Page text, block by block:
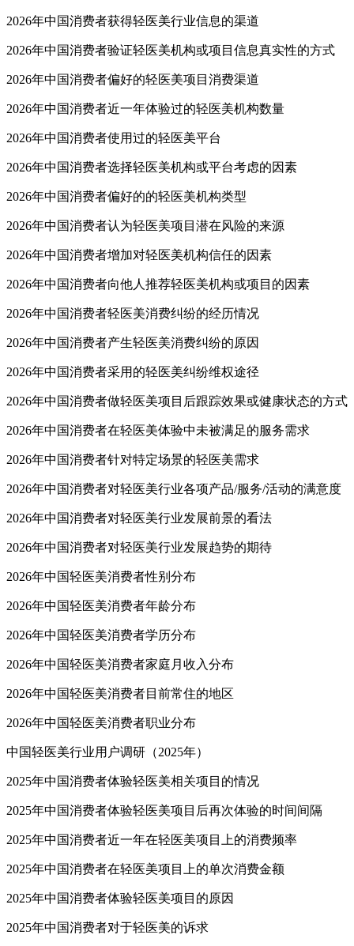
2026年中国消费者获得轻医美行业信息的渠道
2026年中国消费者验证轻医美机构或项目信息真实性的方式
2026年中国消费者偏好的轻医美项目消费渠道
2026年中国消费者近一年体验过的轻医美机构数量
2026年中国消费者使用过的轻医美平台
2026年中国消费者选择轻医美机构或平台考虑的因素
2026年中国消费者偏好的的轻医美机构类型
2026年中国消费者认为轻医美项目潜在风险的来源
2026年中国消费者增加对轻医美机构信任的因素
2026年中国消费者向他人推荐轻医美机构或项目的因素
2026年中国消费者轻医美消费纠纷的经历情况
2026年中国消费者产生轻医美消费纠纷的原因
2026年中国消费者采用的轻医美纠纷维权途径
2026年中国消费者做轻医美项目后跟踪效果或健康状态的方式
2026年中国消费者在轻医美体验中未被满足的服务需求
2026年中国消费者针对特定场景的轻医美需求
2026年中国消费者对轻医美行业各项产品/服务/活动的满意度
2026年中国消费者对轻医美行业发展前景的看法
2026年中国消费者对轻医美行业发展趋势的期待
2026年中国轻医美消费者性别分布
2026年中国轻医美消费者年龄分布
2026年中国轻医美消费者学历分布
2026年中国轻医美消费者家庭月收入分布
2026年中国轻医美消费者目前常住的地区
2026年中国轻医美消费者职业分布
中国轻医美行业用户调研（2025年）
2025年中国消费者体验轻医美相关项目的情况
2025年中国消费者体验轻医美项目后再次体验的时间间隔
2025年中国消费者近一年在轻医美项目上的消费频率
2025年中国消费者在轻医美项目上的单次消费金额
2025年中国消费者体验轻医美项目的原因
2025年中国消费者对于轻医美的诉求